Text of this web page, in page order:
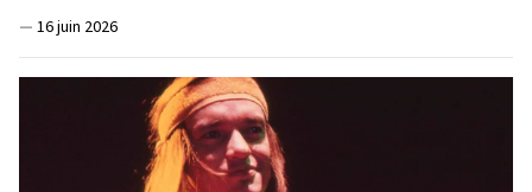
— 16 juin 2026